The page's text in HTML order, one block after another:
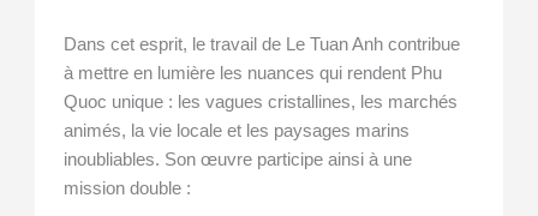
Dans cet esprit, le travail de Le Tuan Anh contribue
à mettre en lumière les nuances qui rendent Phu
Quoc unique : les vagues cristallines, les marchés
animés, la vie locale et les paysages marins
inoubliables. Son œuvre participe ainsi à une
mission double :